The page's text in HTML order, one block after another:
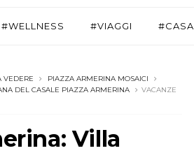
#WELLNESS #VIAGGI #CASA
VEDERE
PIAZZA ARMERINA MOSAICI
DEL CASALE PIAZZA ARMERINA
VACANZE
Villa